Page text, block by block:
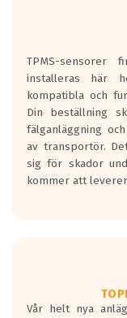
regelverket som
Ett däck med två
godkända för år
Ett däck med en
minst tre decibel
regelverk som
TPMS-
installeras här
kompatibla och
Din beställning
fälganläggning
av transportör.
sig för skador
kommer att
Vår helt nya